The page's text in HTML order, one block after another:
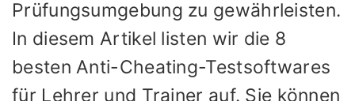
Prüfungsumgebung zu gewährleisten.
In diesem Artikel listen wir die 8
besten Anti-Cheating-Testsoftwares
für Lehrer und Trainer auf. Sie können